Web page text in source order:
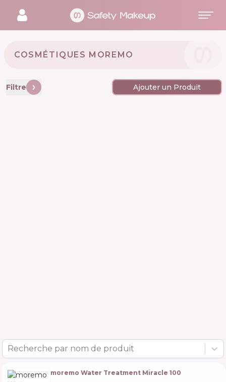
COSMÉTIQUES MOREMO 🇰🇷
Filtre Ajouter un Produit
Recherche par nom de produit
moremo Water Treatment Miracle 100